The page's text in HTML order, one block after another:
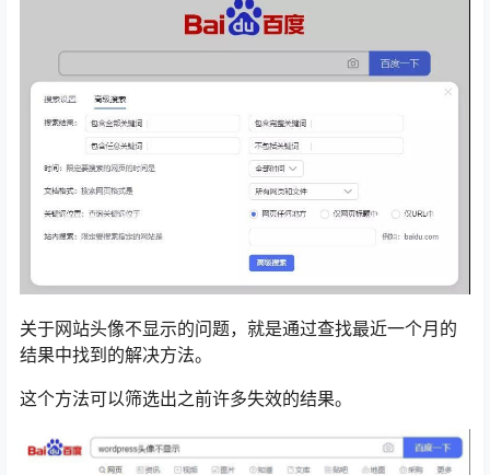
关于网站头像不显示的问题，就是通过查找最近一个月的
结果中找到的解决方法。
这个方法可以筛选出之前许多失效的结果。